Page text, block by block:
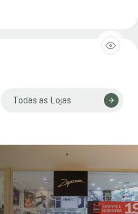
Todas as Lojas